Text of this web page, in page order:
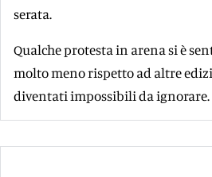
serata.
Qualche protesta in arena si è
molto meno rispetto ad altre
diventati impossibili da ignorare.